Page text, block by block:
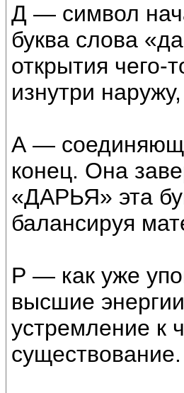
Д — символ
буква слова
открытия чего-
изнутри
А —
конец. Она
«ДАРЬЯ» эта
балансируя
Р — как уже
высшие
устремление к
существование.